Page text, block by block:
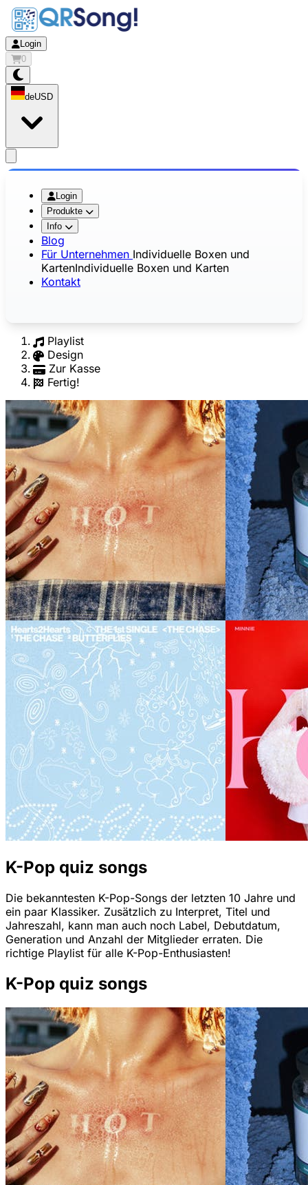
Login
0
deUSD
Login
Produkte
Info
Blog
Für Unternehmen Individuelle Boxen und
KartenIndividuelle Boxen und Karten
Kontakt
Playlist
Design
Zur Kasse
Fertig!
K-Pop quiz songs
Die bekanntesten K-Pop-Songs der letzten 10 Jahre und
ein paar Klassiker. Zusätzlich zu Interpret, Titel und
Jahreszahl, kann man auch noch Label, Debutdatum,
Generation und Anzahl der Mitglieder erraten. Die
richtige Playlist für alle K-Pop-Enthusiasten!
K-Pop quiz songs